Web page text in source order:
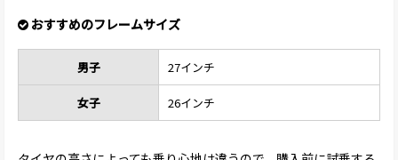
おすすめのフレームサイズ
男子 27インチ
女子 26インチ